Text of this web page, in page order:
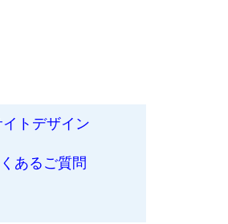
イトデザイン
あるご質問